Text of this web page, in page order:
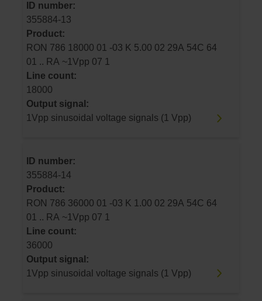
ID number:
355884-13
Product:
RON 786 18000 01 -03 K 5.00 02 29A 54C 64
01 .. RA ~1Vpp 07 1
Line count:
18000
Output signal:
1Vpp sinusoidal voltage signals (1 Vpp)
ID number:
355884-14
Product:
RON 786 36000 01 -03 K 1.00 02 29A 54C 64
01 .. RA ~1Vpp 07 1
Line count:
36000
Output signal:
1Vpp sinusoidal voltage signals (1 Vpp)